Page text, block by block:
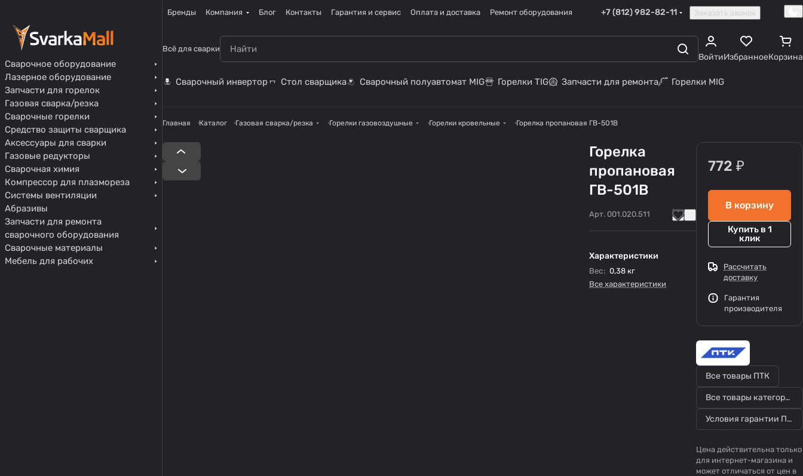
Бренды Компания Блог Контакты Гарантия и сервис Оплата и доставка Ремонт оборудования +7 (812) 982-82-11 Заказать звонок
Всё для сварки
ВойтиИзбранноеКорзина
Сварочный инвертор Стол сварщика Сварочный полуавтомат MIG Горелки TIG Запчасти для ремонта Горелки MIG
Главная Каталог Газовая сварка/резка Горелки газовоздушные Горелки кровельные Горелка пропановая ГВ-501В
Горелка
пропановая
ГВ-501В
Арт. 001.020.511
Характеристики
Вес: 0,38 кг
Все характеристики
772 ₽
В корзину
Купить в 1
клик
Рассчитать
доставку
Гарантия
производителя
Все товары ПТК
Все товары категории
Условия гарантии ПТК
Цена действительна только
для интернет-магазина и
может отличаться от цен в
Сварочное оборудование
Лазерное оборудование
Запчасти для горелок
Газовая сварка/резка
Сварочные горелки
Средство защиты сварщика
Аксессуары для сварки
Газовые редукторы
Сварочная химия
Компрессор для плазмореза
Системы вентиляции
Абразивы
Запчасти для ремонта
сварочного оборудования
Сварочные материалы
Мебель для рабочих